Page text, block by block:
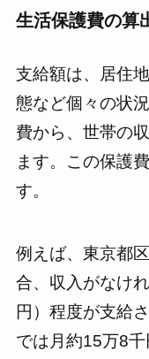
生活保護費の算
支給額は、居住
態など個々の状
費から、世帯の
ます。この保護
す。
例えば、東京都
合、収入がなけ
円）程度が支給
では月約15万8